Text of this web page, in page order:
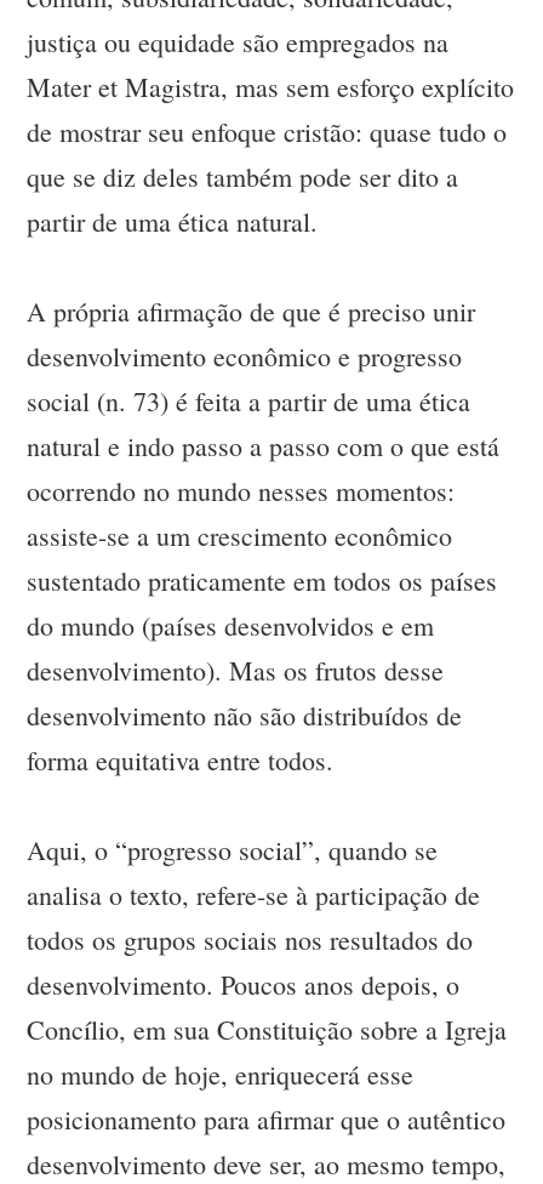
justiça ou equidade são empregados na
Mater et Magistra, mas sem esforço explícito
de mostrar seu enfoque cristão: quase tudo o
que se diz deles também pode ser dito a
partir de uma ética natural.
A própria afirmação de que é preciso unir
desenvolvimento econômico e progresso
social (n. 73) é feita a partir de uma ética
natural e indo passo a passo com o que está
ocorrendo no mundo nesses momentos:
assiste-se a um crescimento econômico
sustentado praticamente em todos os países
do mundo (países desenvolvidos e em
desenvolvimento). Mas os frutos desse
desenvolvimento não são distribuídos de
forma equitativa entre todos.
Aqui, o “progresso social”, quando se
analisa o texto, refere-se à participação de
todos os grupos sociais nos resultados do
desenvolvimento. Poucos anos depois, o
Concílio, em sua Constituição sobre a Igreja
no mundo de hoje, enriquecerá esse
posicionamento para afirmar que o autêntico
desenvolvimento deve ser, ao mesmo tempo,